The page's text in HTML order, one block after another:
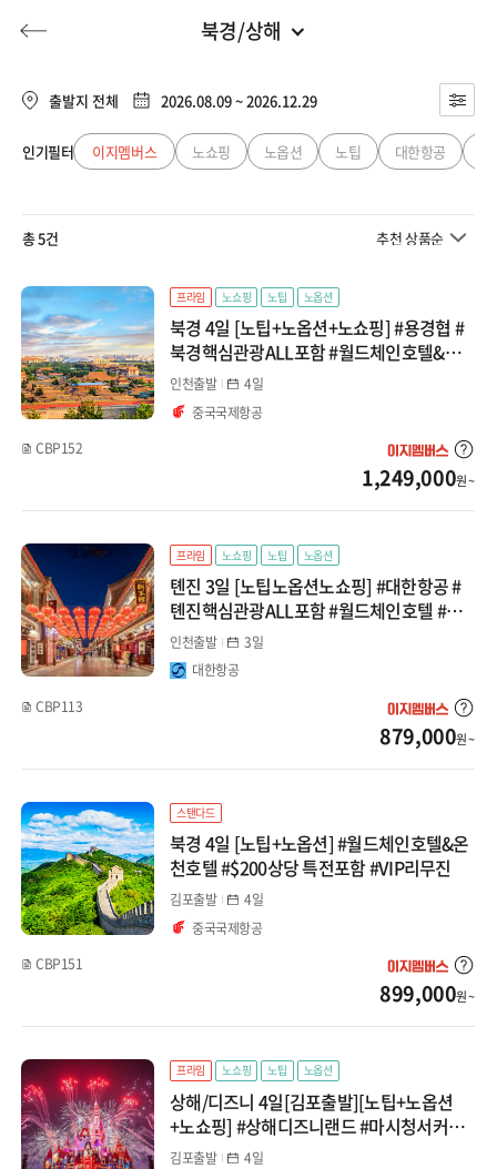
허니문 기획전/홈쇼핑 이벤트/혜택
투어플랜
허니문
북경/상해
유럽
동남아
일본
대만/홍콩/마카오
미주/캐나다/중남미
호주/뉴질랜드
중앙아시아/코카서스
지방출발
장가계
북경
상해
청도/대련/연태
연태
하얼빈
계림
출발지 전체 2026.08.09 ~ 2026.12.29
인기필터 이지멤버스 노쇼핑 노옵션 노팁 대한항공
총 5건 추천 상품순
프라임 노쇼핑 노팁 노옵션
북경 4일 [노팁+노옵션+노쇼핑] #용경협 #
북경핵심관광ALL포함 #월드체인호텔&온
천호텔 #VIP리무진
인천출발
4일
중국국제항공
CBP152
1,249,000원 ~
프라임 노쇼핑 노팁 노옵션
톈진 3일 [노팁노옵션노쇼핑] #대한항공 #
톈진핵심관광ALL포함 #월드체인호텔 #야
경투어
인천출발
3일
대한항공
CBP113
879,000원 ~
스탠다드
북경 4일 [노팁+노옵션] #월드체인호텔&온
천호텔 #$200상당 특전포함 #VIP리무진
김포출발
4일
중국국제항공
CBP151
899,000원 ~
프라임 노쇼핑 노팁 노옵션
상해/디즈니 4일[김포출발][노팁+노옵션
+노쇼핑] #상해디즈니랜드 #마시청서커스
#동방명주타워
김포출발
4일